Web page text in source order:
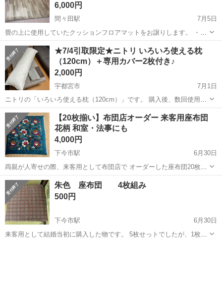
6,000円
間々田駅
7月5日
畳の上に使用していたクッションフロアマットをお譲りします。 ・木
目調デザイン ・2枚 【サイズ】 ① 約163cm × 240cm ② 約183cm ×
260cm 【厚さ】 約1.5〜2mm程度 ・使用済みですが、目立...
栃木 小山市 間々田駅 ファブリック、カバー
フロアマット
★7/4引取限定★ニトリ いろいろ使える枕
（120cm）＋専用カバー2枚付き♪
2,000円
宇都宮市
7月1日
ニトリの「いろいろ使える枕（120cm）」です。 購入後、数回使用し
ましたが、サイズ感が合わなかったため出品します。 抱き枕や足枕、
授乳時のサポート、リラックスタイムのクッションなど、さまざまな
用途でお使いいただけます。...
栃木 宇都宮市 ファブリック、カバー
【20枚揃い】布団店オーダー 来客用座布団
花柄 和室・法事にも
4,000円
下今市駅
6月30日
両親が人寄せの際、来客用として布団店で オーダーした座布団20枚セ
ットです。 使用回数は少なくカバーをかけ0〜3回程度です。 両親がカ
バーを掛けて押入れで大切に保管して おりました。お役に立てれば嬉
しいです。 落ち着...
栃木 日光市 下今市駅 ファブリック、カバー
朱色 座布団 4枚組み
500円
下今市駅
6月30日
来客用として結婚当初に購入した物です。 5枚せっトでしたが、1枚行